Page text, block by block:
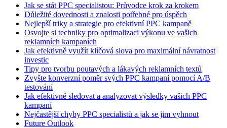
Jak se stát PPC specialistou: Průvodce krok za krokem
Důležité dovednosti a znalosti potřebné pro úspěch
Nejlepší triky a strategie pro efektivní PPC kampaně
Osvojte si techniky pro optimalizaci výkonu ve vašich
reklamních kampaních
Jak efektivně využít klíčová slova pro maximální návratnost
investic
Tipy pro tvorbu poutavých a lákavých reklamních textů
Zvyšte konverzní poměr svých PPC kampaní pomocí A/B
testování
Jak efektivně sledovat a analyzovat výsledky vašich PPC
kampaní
Nejčastější chyby PPC specialistů a jak se jim vyhnout
Future Outlook